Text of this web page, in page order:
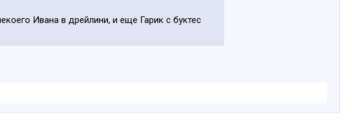
Ивана в дрейлини, и еще Гарик с буктес